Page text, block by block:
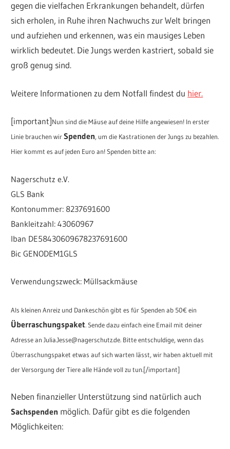
gegen die vielfachen Erkrankungen behandelt, dürfen
sich erholen, in Ruhe ihren Nachwuchs zur Welt bringen
und aufziehen und erkennen, was ein mausiges Leben
wirklich bedeutet. Die Jungs werden kastriert, sobald sie
groß genug sind.
Weitere Informationen zu dem Notfall findest du hier.
[important]Nun sind die Mäuse auf deine Hilfe angewiesen! In erster
Linie brauchen wirSpenden, um die Kastrationen der Jungs zu bezahlen.
Hier kommt es auf jeden Euro an! Spenden bitte an:
Nagerschutz e.V.
GLS Bank
Kontonummer: 8237691600
Bankleitzahl: 43060967
Iban DE58430609678237691600
Bic GENODEM1GLS
Verwendungszweck: Müllsackmäuse
Als kleinen Anreiz und Dankeschön gibt es für Spenden ab 50€ ein
Überraschungspaket. Sende dazu einfach eine Email mit deiner
Adresse an Julia.Jesse@nagerschutz.de. Bitte entschuldige, wenn das
Überraschungspaket etwas auf sich warten lässt, wir haben aktuell mit
der Versorgung der Tiere alle Hände voll zu tun.[/important]
Neben finanzieller Unterstützung sind natürlich auch
Sachspenden möglich. Dafür gibt es die folgenden
Möglichkeiten: